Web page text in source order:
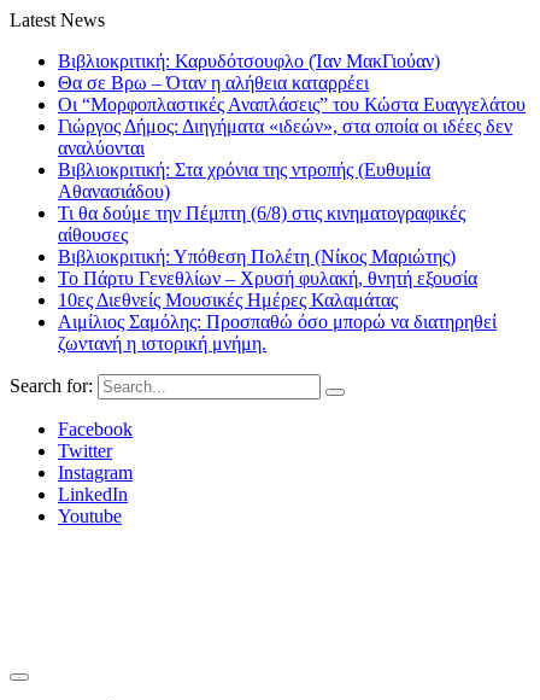
Latest News
Βιβλιοκριτική: Καρυδότσουφλο (Ίαν ΜακΓιούαν)
Θα σε Βρω – Όταν η αλήθεια καταρρέει
Οι “Μορφοπλαστικές Αναπλάσεις” του Κώστα Ευαγγελάτου
Γιώργος Δήμος: Διηγήματα «ιδεών», στα οποία οι ιδέες δεν
αναλύονται
Βιβλιοκριτική: Στα χρόνια της ντροπής (Ευθυμία
Αθανασιάδου)
Τι θα δούμε την Πέμπτη (6/8) στις κινηματογραφικές
αίθουσες
Βιβλιοκριτική: Υπόθεση Πολέτη (Νίκος Μαριώτης)
Το Πάρτυ Γενεθλίων – Χρυσή φυλακή, θνητή εξουσία
10ες Διεθνείς Μουσικές Ημέρες Καλαμάτας
Αιμίλιος Σαμόλης: Προσπαθώ όσο μπορώ να διατηρηθεί
ζωντανή η ιστορική μνήμη.
Search for:
Facebook
Twitter
Instagram
LinkedIn
Youtube